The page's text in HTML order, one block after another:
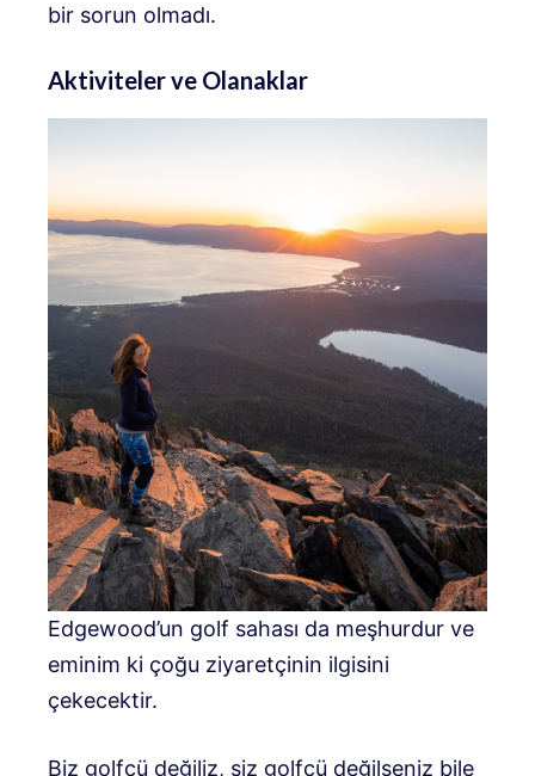
bir sorun olmadı.
Aktiviteler ve Olanaklar
Edgewood’un golf sahası da meşhurdur ve
eminim ki çoğu ziyaretçinin ilgisini
çekecektir.
Biz golfçü değiliz, siz golfçü değilseniz bile